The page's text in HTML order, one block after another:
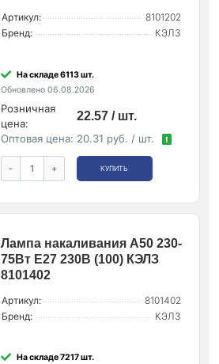
Артикул:
8101202
Бренд:
КЭЛЗ
На складе 6113 шт.
Обновлено 06.08.2026
Розничная
цена:
22.57 / шт.
Оптовая цена: 20.31 руб. / шт. !
- + КУПИТЬ
Лампа накаливания А50 230-
75Вт E27 230В (100) КЭЛЗ
8101402
Артикул:
8101402
Бренд:
КЭЛЗ
На складе 7217 шт.